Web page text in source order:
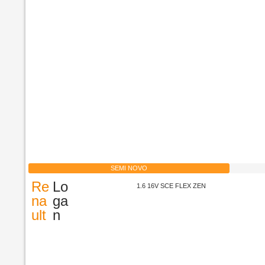
SEMI NOVO
Re
na
ult
Lo
ga
n
1.6 16V SCE FLEX ZEN